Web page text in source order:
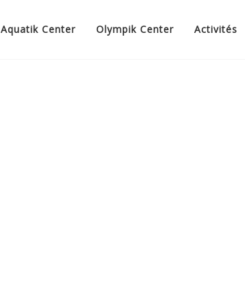
Aquatik Center Olympik Center Activités